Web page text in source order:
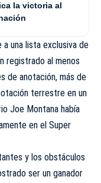
la victoria al
una lista exclusiva de
registrado al menos
de anotación, más de
terrestre en un
Joe Montana había
en el Super
y los obstáculos
ser un ganador